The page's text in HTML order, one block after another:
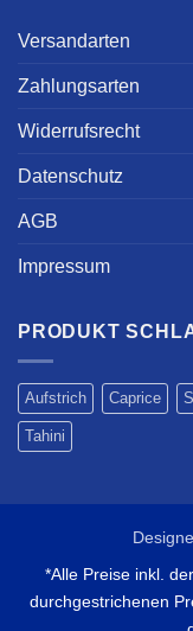
Versandarten
Zahlungsarten
Widerrufsrecht
Datenschutz
AGB
Impressum
PRODUKT
Aufstrich Caprice
Tahini
*Alle Preise inkl.
durchgestrichenen